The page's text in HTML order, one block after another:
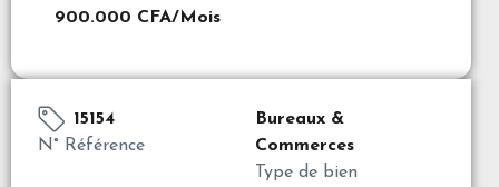
900.000 CFA/Mois
15154
N° Référence
Bureaux &
Commerces
Type de bien